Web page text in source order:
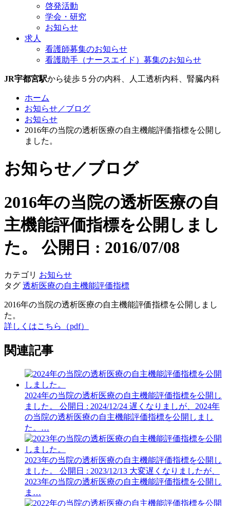
啓発活動
学会・研究
お知らせ
求人
看護師募集のお知らせ
看護助手（ナースエイド）募集のお知らせ
JR宇都宮駅から徒歩５分の内科、人工透析内科、腎臓内科
ホーム
お知らせ／ブログ
お知らせ
2016年の当院の透析医療の自主機能評価指標を公開し
ました。
お知らせ／ブログ
2016年の当院の透析医療の自
主機能評価指標を公開しまし
た。
公開日 : 2016/07/08
カテゴリ お知らせ
タグ 透析医療の自主機能評価指標
2016年の当院の透析医療の自主機能評価指標を公開しまし
た。
詳しくはこちら（pdf）
関連記事
2024年の当院の透析医療の自主機能評価指標を公開し
ました。
公開日 : 2024/12/24 遅くなりましが、2024年
の当院の透析医療の自主機能評価指標を公開しまし
た。…
2023年の当院の透析医療の自主機能評価指標を公開し
ました。
公開日 : 2023/12/13 大変遅くなりましたが、
2023年の当院の透析医療の自主機能評価指標を公開し
ま…